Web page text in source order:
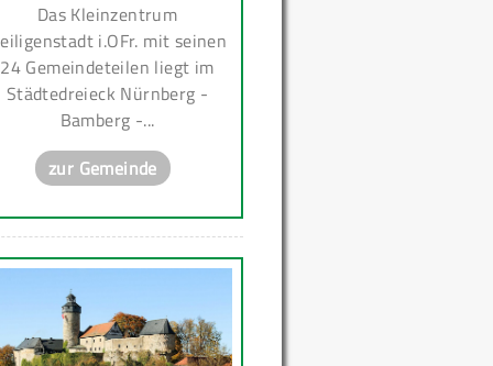
Das Kleinzentrum
i.OFr. mit seinen
24 Gemeindeteilen liegt im
Städtedreieck Nürnberg -
Bamberg -...
zur Gemeinde